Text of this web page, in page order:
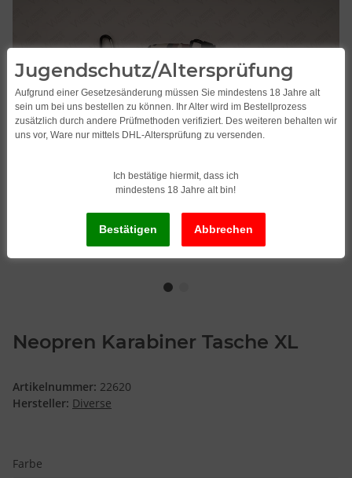
Neopren Karabiner Tasche XL
Artikelnummer: 22620
Hersteller: Diverse
Farbe
Jugendschutz/Altersprüfung
Aufgrund einer Gesetzesänderung müssen Sie mindestens 18 Jahre alt
sein um bei uns bestellen zu können. Ihr Alter wird im Bestellprozess
zusätzlich durch andere Prüfmethoden verifiziert. Des weiteren behalten wir
uns vor, Ware nur mittels DHL-Altersprüfung zu versenden.
Ich bestätige hiermit, dass ich
mindestens 18 Jahre alt bin!